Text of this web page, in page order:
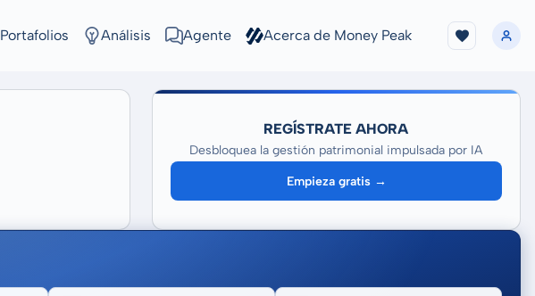
Portafolios Análisis Agente Acerca de Money Peak
REGÍSTRATE AHORA
Desbloquea la gestión patrimonial impulsada por IA
Empieza gratis →